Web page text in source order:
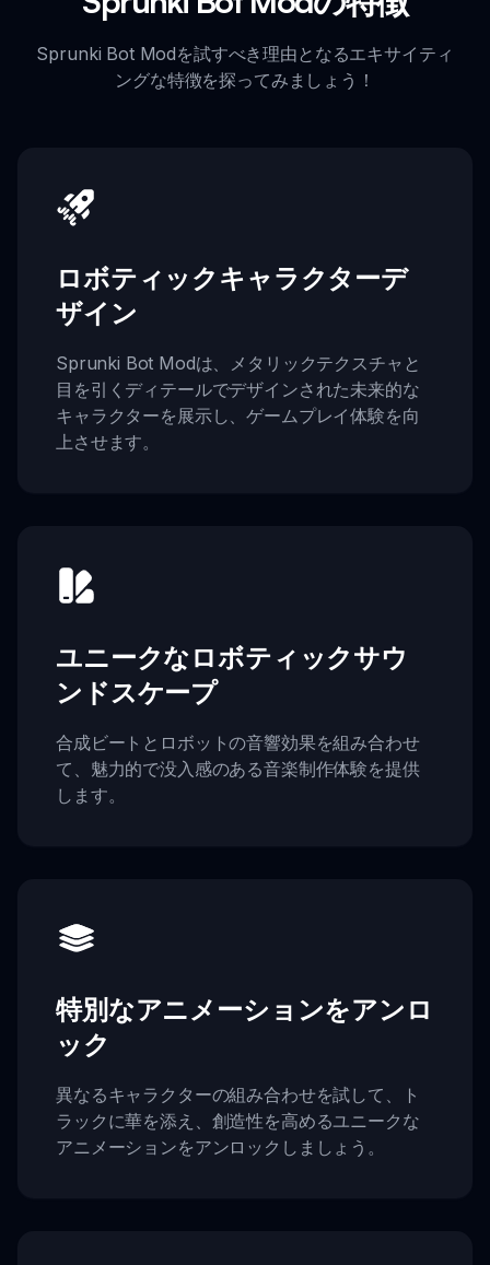
Sprunki Bot Modを試すべき理由となるエキサイティ
ングな特徴を探ってみましょう！
ロボティックキャラクターデ
ザイン
Sprunki Bot Modは、メタリックテクスチャと
目を引くディテールでデザインされた未来的な
キャラクターを展示し、ゲームプレイ体験を向
上させます。
ユニークなロボティックサウ
ンドスケープ
合成ビートとロボットの音響効果を組み合わせ
て、魅力的で没入感のある音楽制作体験を提供
します。
特別なアニメーションをアンロ
ック
異なるキャラクターの組み合わせを試して、ト
ラックに華を添え、創造性を高めるユニークな
アニメーションをアンロックしましょう。